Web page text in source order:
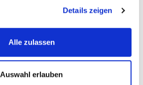
Details zeigen
Alle zulassen
Auswahl erlauben